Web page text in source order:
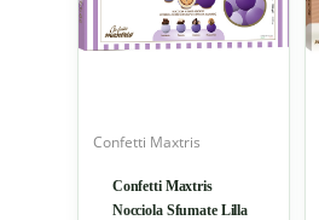
Confetti Maxtris
Confetti Maxtris
Nocciola Sfumate Lilla